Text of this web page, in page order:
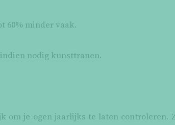
60% minder vaak.
nodig kunsttranen.
om je ogen jaarlijks te laten controleren.